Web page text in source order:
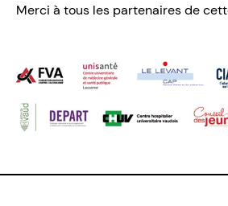
Merci à tous les partenaires de